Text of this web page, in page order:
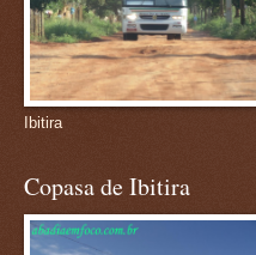
Ibitira
Copasa de Ibitira